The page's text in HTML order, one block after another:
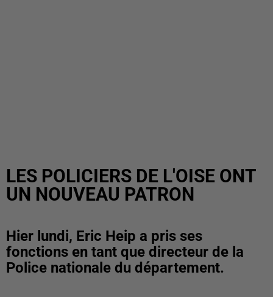
LES POLICIERS DE L'OISE ONT
UN NOUVEAU PATRON
Hier lundi, Eric Heip a pris ses
fonctions en tant que directeur de la
Police nationale du département.